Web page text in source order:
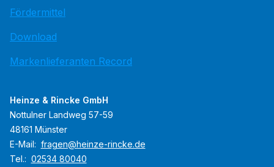
Fördermittel
Download
Markenlieferanten Record
Heinze & Rincke GmbH
Nottulner Landweg 57-59
48161 Münster
E-Mail: fragen@heinze-rincke.de
Tel.: 02534 80040